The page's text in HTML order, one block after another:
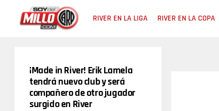
RIVER EN LA LIGA RIVER EN LA COPA
¡Made in River! Erik Lamela
tendrá nuevo club y será
compañero de otro jugador
surgido en River